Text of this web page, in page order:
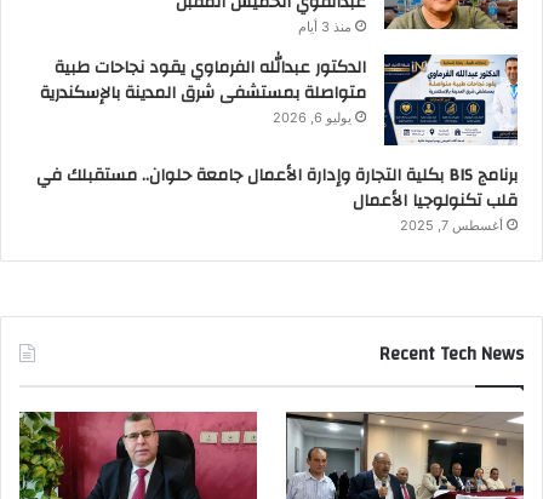
منذ 3 أيام
الدكتور عبدالله الفرماوي يقود نجاحات طبية
متواصلة بمستشفى شرق المدينة بالإسكندرية
يوليو 6, 2026
برنامج BIS بكلية التجارة وإدارة الأعمال جامعة حلوان.. مستقبلك في
قلب تكنولوجيا الأعمال
أغسطس 7, 2025
Recent Tech News